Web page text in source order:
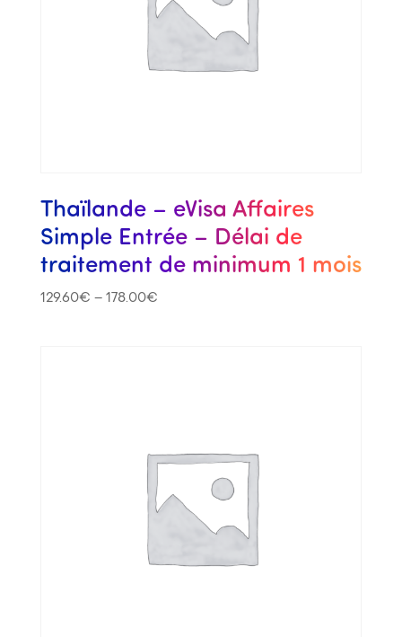
Thaïlande – eVisa Affaires
Simple Entrée – Délai de
traitement de minimum 1 mois
129.60€ – 178.00€